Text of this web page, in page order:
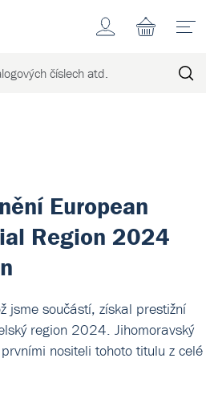
Účet
European
Region 2024
jsme součástí, získal prestižní
region 2024. Jihomoravský
nositeli tohoto titulu z celé